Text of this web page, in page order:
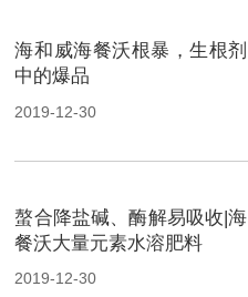
海和威海餐沃根暴，生根剂
中的爆品
2019-12-30
螯合降盐碱、酶解易吸收|海
餐沃大量元素水溶肥料
2019-12-30